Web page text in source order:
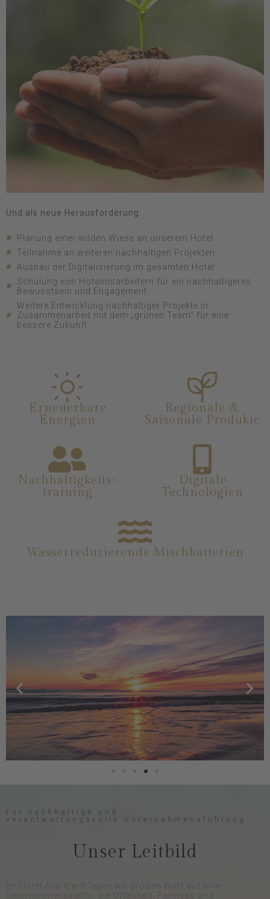
Und als neue Herausforderung:
Planung einer wilden Wiese an unserem Hotel
Teilnahme an weiteren nachhaltigen Projekten
Ausbau der Digitalisierung im gesamten Hotel
Schulung von Hotelmitarbeitern für ein nachhaltigeres
Bewusstsein und Engagement
Weitere Entwicklung nachhaltiger Projekte in
Zusammenarbeit mit dem „grünen Team“ für eine
bessere Zukunft.
Erneuerbare
Energien
Regionale &
Saisonale Produkte
Nachhaltigkeits-
training
Digitale
Technologien
Wasserreduzierende Mischbatterien
Für nachhaltige und
verantwortungsvolle Unternehmensführung
Unser Leitbild
Im Hotel Alte Werft legen wir großen Wert auf eine
Unternehmenskultur, die Offenheit, Fairness und